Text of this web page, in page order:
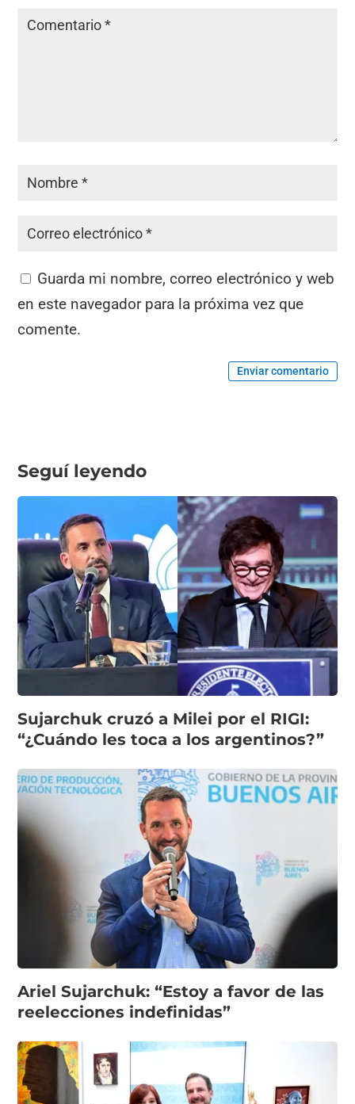
Guarda mi nombre, correo electrónico y web
en este navegador para la próxima vez que
comente.
Enviar comentario
Seguí leyendo
Sujarchuk cruzó a Milei por el RIGI:
“¿Cuándo les toca a los argentinos?”
Ariel Sujarchuk: “Estoy a favor de las
reelecciones indefinidas”